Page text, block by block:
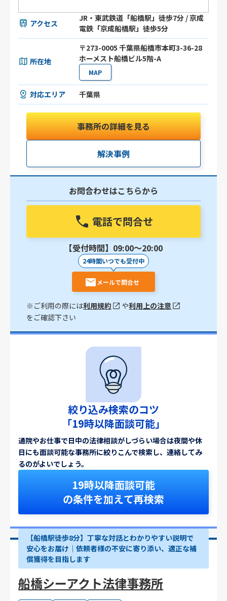
アクセス
JR・東武鉄道「船橋駅」徒歩7分 / 京成
電鉄「京成船橋駅」徒歩5分
所在地
〒273-0005 千葉県船橋市本町3-36-28
ホーメスト船橋ビル5階-A
MAP
対応エリア 千葉県
事務所の詳細を見る
解決事例
お問合わせはこちらから
電話で問合せ
【受付時間】09:00〜20:00
24時間いつでも受付中
メールで問合せ
※ご利用の際には利用規約 や利用上の注意
をご確認下さい
絞り込み検索のコツ
「19時以降面談可能」
通院やお仕事で日中の法律相談がしづらい場合は夜間や休
日にも面談可能な事務所に絞りこんで検索し、連絡してみ
るのがよいでしょう。
19時以降面談可能
の条件を加えて再検索
【船橋駅徒歩8分】丁寧な対話とわかりやすい説明で
安心をお届け｜依頼者様の不安に寄り添い、適正な補
償獲得を目指します
船橋シーアクト法律事務所